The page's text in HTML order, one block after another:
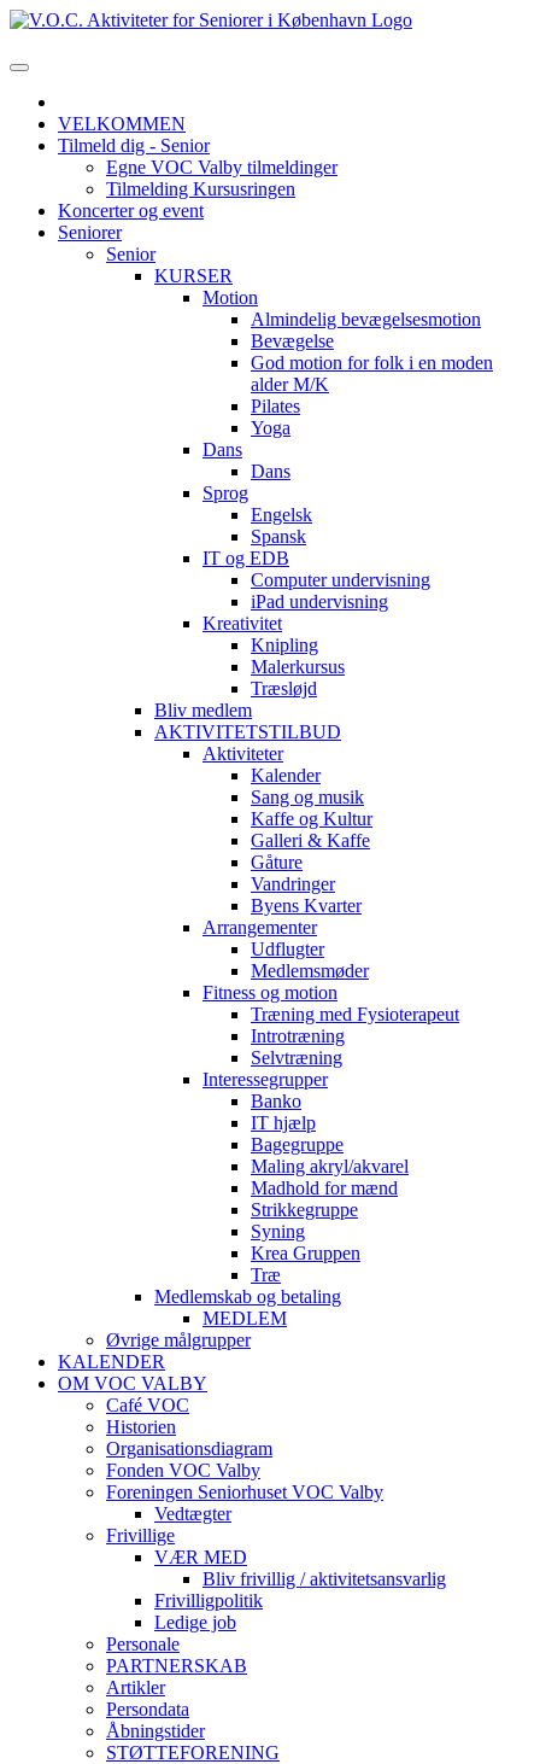
VELKOMMEN
Tilmeld dig - Senior
Egne VOC Valby tilmeldinger
Tilmelding Kursusringen
Koncerter og event
Seniorer
Senior
KURSER
Motion
Almindelig bevægelsesmotion
Bevægelse
God motion for folk i en moden
alder M/K
Pilates
Yoga
Dans
Dans
Sprog
Engelsk
Spansk
IT og EDB
Computer undervisning
iPad undervisning
Kreativitet
Knipling
Malerkursus
Træsløjd
Bliv medlem
AKTIVITETSTILBUD
Aktiviteter
Kalender
Sang og musik
Kaffe og Kultur
Galleri & Kaffe
Gåture
Vandringer
Byens Kvarter
Arrangementer
Udflugter
Medlemsmøder
Fitness og motion
Træning med Fysioterapeut
Introtræning
Selvtræning
Interessegrupper
Banko
IT hjælp
Bagegruppe
Maling akryl/akvarel
Madhold for mænd
Strikkegruppe
Syning
Krea Gruppen
Træ
Medlemskab og betaling
MEDLEM
Øvrige målgrupper
KALENDER
OM VOC VALBY
Café VOC
Historien
Organisationsdiagram
Fonden VOC Valby
Foreningen Seniorhuset VOC Valby
Vedtægter
Frivillige
VÆR MED
Bliv frivillig / aktivitetsansvarlig
Frivilligpolitik
Ledige job
Personale
PARTNERSKAB
Artikler
Persondata
Åbningstider
STØTTEFORENING